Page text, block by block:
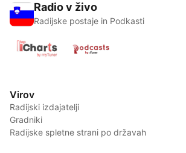
Radio v živo
Radijske postaje in Podkasti
Virov
Radijski izdajatelji
Gradniki
Radijske spletne strani po državah